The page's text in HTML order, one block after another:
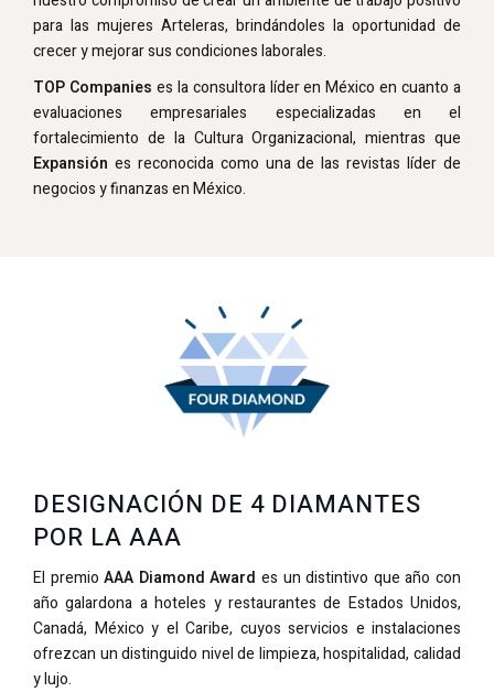
para las mujeres Arteleras, brindándoles la oportunidad de
crecer y mejorar sus condiciones laborales.
TOP Companies es la consultora líder en México en cuanto a
evaluaciones empresariales especializadas en el
fortalecimiento de la Cultura Organizacional, mientras que
Expansión es reconocida como una de las revistas líder de
negocios y finanzas en México.
DESIGNACIÓN DE 4 DIAMANTES
POR LA AAA
El premio AAA Diamond Award es un distintivo que año con
año galardona a hoteles y restaurantes de Estados Unidos,
Canadá, México y el Caribe, cuyos servicios e instalaciones
ofrezcan un distinguido nivel de limpieza, hospitalidad, calidad
y lujo.